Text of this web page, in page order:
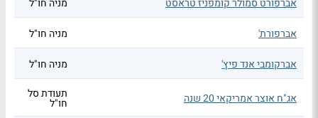
אברפורט סמולר קומפניז טראסט מניה חו"ל
אברפורת' מניה חו"ל
אברקומבי אנד פיץ' מניה חו"ל
אג"ח אוצר אמריקאי 20 שנה תעודת סל
חו"ל